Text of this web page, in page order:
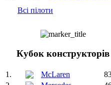
Всі пілоти
Кубок конструкторів
1. McLaren